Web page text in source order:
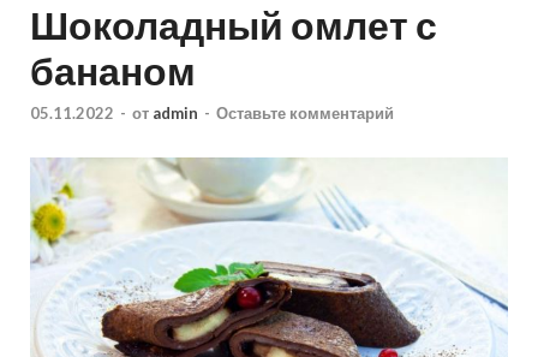
Шоколадный омлет с
бананом
05.11.2022 - от admin - Оставьте комментарий